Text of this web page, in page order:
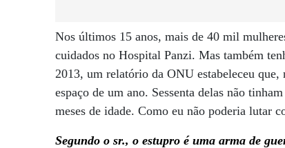
Nos últimos 15 anos, mais de 40 mil
cuidados no Hospital Panzi. Mas também
2013, um relatório da ONU estabeleceu
espaço de um ano. Sessenta delas não
meses de idade. Como eu não poderia lutar
Segundo o sr., o estupro é uma arma de